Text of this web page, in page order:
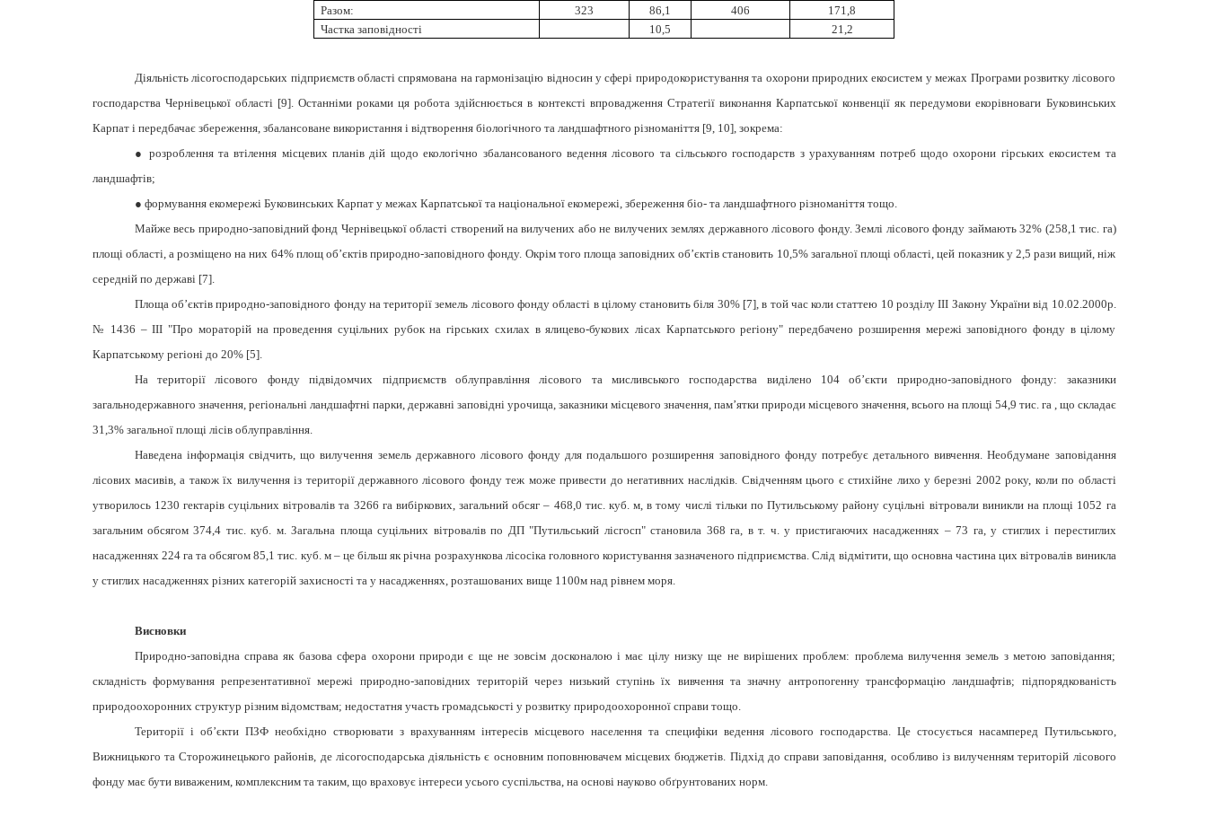
Разом:
323 86,1 406
171,8
Частка заповідності
10,5 21,2
Діяльність лісогосподарських підприємств області спрямована на гармонізацію відносин у сфері природокористування та охорони природних екосистем у межах Програми розвитку лісового
господарства Чернівецької області [9]. Останніми роками ця робота здійснюється в контексті впровадження Стратегії виконання Карпатської конвенції як передумови екорівноваги Буковинських
Карпат і передбачає збереження, збалансоване використання і відтворення біологічного та ландшафтного різноманіття [9, 10], зокрема:
● розроблення та втілення місцевих планів дій щодо екологічно збалансованого ведення лісового та сільського господарств з урахуванням потреб щодо охорони гірських екосистем та
ландшафтів;
● формування екомережі Буковинських Карпат у межах Карпатської та національної екомережі, збереження біо- та ландшафтного різноманіття тощо.
Майже весь природно-заповідний фонд Чернівецької області створений на вилучених або не вилучених землях державного лісового фонду. Землі лісового фонду займають 32% (258,1 тис. га)
площі області, а розміщено на них 64% площ об’єктів природно-заповідного фонду. Окрім того площа заповідних об’єктів становить 10,5% загальної площі області, цей показник у 2,5 рази вищий, ніж
середній по державі [7].
Площа об’єктів природно-заповідного фонду на території земель лісового фонду області в цілому становить біля 30% [7], в той час коли статтею 10 розділу ІІІ Закону України від 10.02.2000р.
№ 1436 – ІІІ "Про мораторій на проведення суцільних рубок на гірських схилах в ялицево-букових лісах Карпатського регіону" передбачено розширення мережі заповідного фонду в цілому
Карпатському регіоні до 20% [5].
На території лісового фонду підвідомчих підприємств облуправління лісового та мисливського господарства виділено 104 об’єкти природно-заповідного фонду: заказники
загальнодержавного значення, регіональні ландшафтні парки, державні заповідні урочища, заказники місцевого значення, пам’ятки природи місцевого значення, всього на площі 54,9 тис. га , що складає
31,3% загальної площі лісів облуправління.
Наведена інформація свідчить, що вилучення земель державного лісового фонду для подальшого розширення заповідного фонду потребує детального вивчення. Необдумане заповідання
лісових масивів, а також їх вилучення із території державного лісового фонду теж може привести до негативних наслідків. Свідченням цього є стихійне лихо у березні 2002 року, коли по області
утворилось 1230 гектарів суцільних вітровалів та 3266 га вибіркових, загальний обсяг – 468,0 тис. куб. м, в тому числі тільки по Путильському району суцільні вітровали виникли на площі 1052 га
загальним обсягом 374,4 тис. куб. м. Загальна площа суцільних вітровалів по ДП "Путильський лісгосп" становила 368 га, в т. ч. у пристигаючих насадженнях – 73 га, у стиглих і перестиглих
насадженнях 224 га та обсягом 85,1 тис. куб. м – це більш як річна розрахункова лісосіка головного користування зазначеного підприємства. Слід відмітити, що основна частина цих вітровалів виникла
у стиглих насадженнях різних категорій захисності та у насадженнях, розташованих вище 1100м над рівнем моря.
Висновки
Природно-заповідна справа як базова сфера охорони природи є ще не зовсім досконалою і має цілу низку ще не вирішених проблем: проблема вилучення земель з метою заповідання;
складність формування репрезентативної мережі природно-заповідних територій через низький ступінь їх вивчення та значну антропогенну трансформацію ландшафтів; підпорядкованість
природоохоронних структур різним відомствам; недостатня участь громадськості у розвитку природоохоронної справи тощо.
Території і об’єкти ПЗФ необхідно створювати з врахуванням інтересів місцевого населення та специфіки ведення лісового господарства. Це стосується насамперед Путильського,
Вижницького та Сторожинецького районів, де лісогосподарська діяльність є основним поповнювачем місцевих бюджетів. Підхід до справи заповідання, особливо із вилученням територій лісового
фонду має бути виваженим, комплексним та таким, що враховує інтереси усього суспільства, на основі науково обґрунтованих норм.